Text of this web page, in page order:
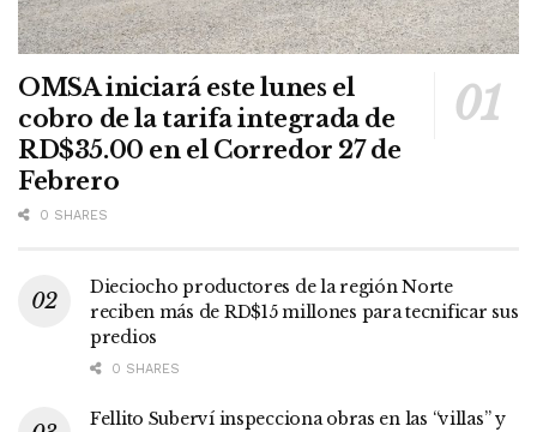
OMSA iniciará este lunes el
cobro de la tarifa integrada de
RD$35.00 en el Corredor 27 de
Febrero
0 SHARES
Dieciocho productores de la región Norte
reciben más de RD$15 millones para tecnificar sus
predios
0 SHARES
Fellito Suberví inspecciona obras en las “villas” y